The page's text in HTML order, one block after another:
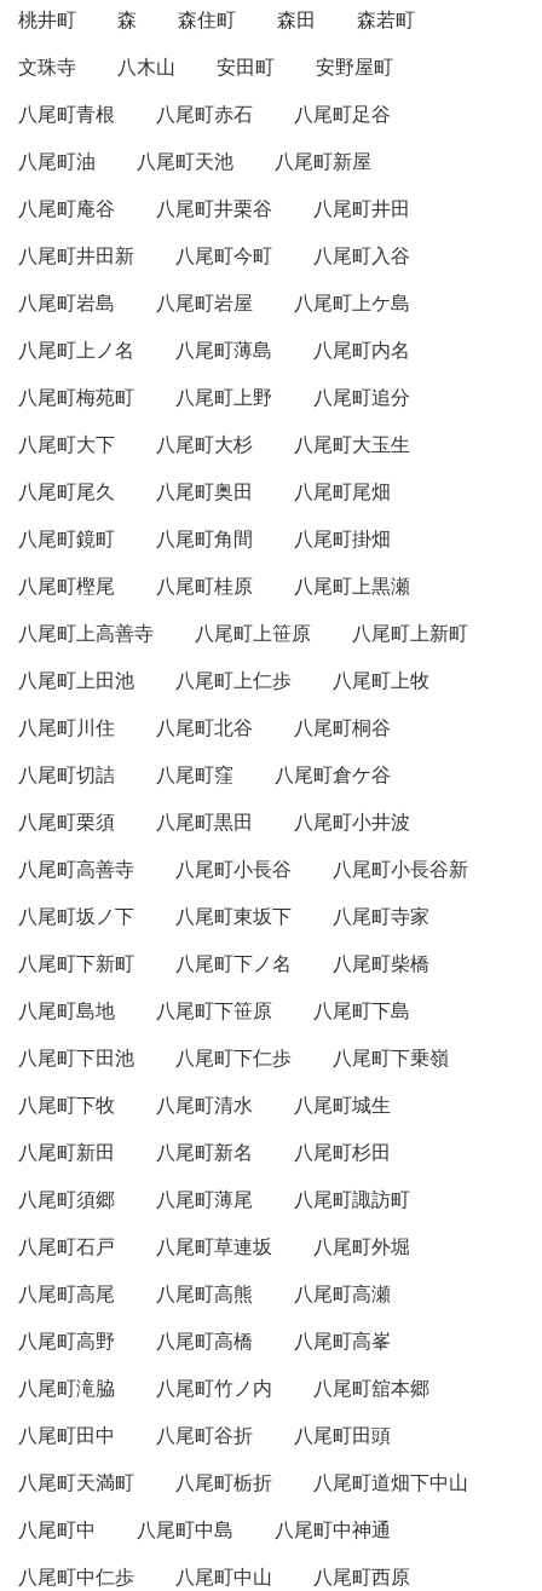
桃井町 森 森住町 森田
森若町
文珠寺
八木山 安田町
安野屋町
八尾町青根
八尾町赤石
八尾町足谷
八尾町油
八尾町天池
八尾町新屋
八尾町庵谷
八尾町井栗谷
八尾町井田
八尾町井田新
八尾町今町
八尾町入谷
八尾町岩島
八尾町岩屋
八尾町上ケ島
八尾町上ノ名
八尾町薄島
八尾町内名
八尾町梅苑町
八尾町上野
八尾町追分
八尾町大下
八尾町大杉
八尾町大玉生
八尾町尾久
八尾町奥田
八尾町尾畑
八尾町鏡町
八尾町角間
八尾町掛畑
八尾町樫尾
八尾町桂原
八尾町上黒瀬
八尾町上高善寺
八尾町上笹原
八尾町上新町
八尾町上田池
八尾町上仁歩
八尾町上牧
八尾町川住
八尾町北谷
八尾町桐谷
八尾町切詰
八尾町窪
八尾町倉ケ谷
八尾町栗須
八尾町黒田
八尾町小井波
八尾町高善寺
八尾町小長谷
八尾町小長谷新
八尾町坂ノ下
八尾町東坂下
八尾町寺家
八尾町下新町
八尾町下ノ名
八尾町柴橋
八尾町島地
八尾町下笹原
八尾町下島
八尾町下田池
八尾町下仁歩
八尾町下乗嶺
八尾町下牧
八尾町清水
八尾町城生
八尾町新田
八尾町新名
八尾町杉田
八尾町須郷
八尾町薄尾
八尾町諏訪町
八尾町石戸
八尾町草連坂
八尾町外堀
八尾町高尾
八尾町高熊
八尾町高瀬
八尾町高野
八尾町高橋
八尾町高峯
八尾町滝脇
八尾町竹ノ内
八尾町舘本郷
八尾町田中
八尾町谷折
八尾町田頭
八尾町天満町
八尾町栃折
八尾町道畑下中山
八尾町中
八尾町中島
八尾町中神通
八尾町中仁歩
八尾町中山
八尾町西原